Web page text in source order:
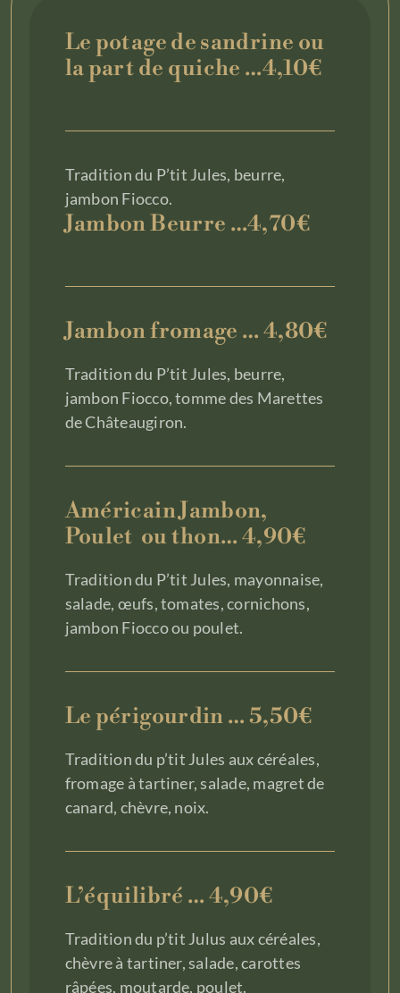
Le potage de sandrine ou
la part de quiche …4,10€
Tradition du P’tit Jules, beurre,
jambon Fiocco.
Jambon Beurre …4,70€
Jambon fromage … 4,80€
Tradition du P’tit Jules, beurre,
jambon Fiocco, tomme des Marettes
de Châteaugiron.
Américain Jambon,
Poulet ou thon… 4,90€
Tradition du P’tit Jules, mayonnaise,
salade, œufs, tomates, cornichons,
jambon Fiocco ou poulet.
Le périgourdin … 5,50€
Tradition du p’tit Jules aux céréales,
fromage à tartiner, salade, magret de
canard, chèvre, noix.
L’équilibré … 4,90€
Tradition du p’tit Julus aux céréales,
chèvre à tartiner, salade, carottes
râpées, moutarde, poulet.